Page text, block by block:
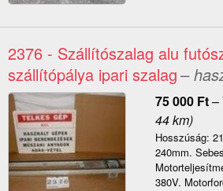
2376 - Szállítószalag alu
szállítópálya ipari szalag–
75 000 Ft–
44 km)
Hosszúság:
240mm.
380V.